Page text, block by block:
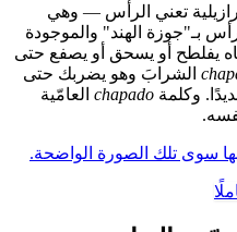
تعني الرأس — وهي
بـ"جوزة الهند" والموجودة
يفلطح أو يسحق أو يصفع حتى
الشرابَ وهو يضربك حتى
وكلمة chapado العامّية
سوى تلك الصورة الواضحة.